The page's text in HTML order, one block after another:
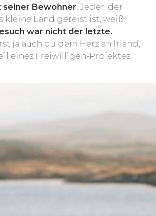
seiner Bewohner. Jeder, der
kleine Land gereist ist, weiß
war nicht der letzte.
ja auch du dein Herz an Irland,
eines Freiwilligen-Projektes